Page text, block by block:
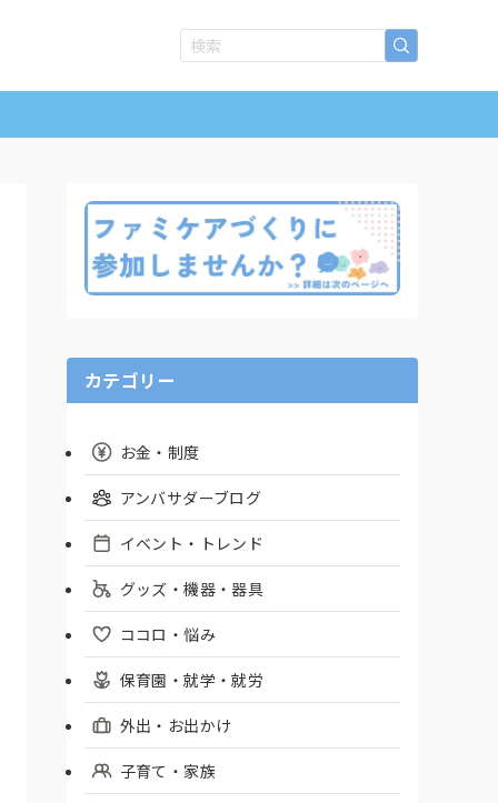
カテゴリー
お金・制度
アンバサダーブログ
イベント・トレンド
グッズ・機器・器具
ココロ・悩み
保育園・就学・就労
外出・お出かけ
子育て・家族